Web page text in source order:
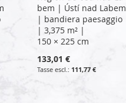
bem | Ústí nad Labem
| bandiera paesaggio
| 3,375 m² |
150 × 225 cm
133,01 €
111,77 €